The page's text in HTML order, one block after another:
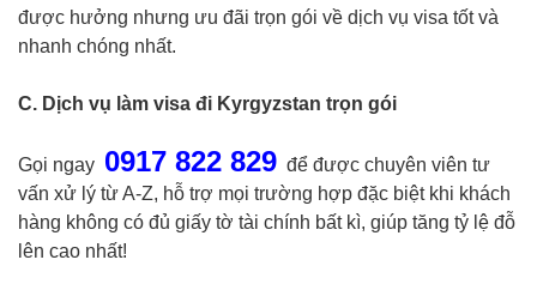
được hưởng nhưng ưu đãi trọn gói về dịch vụ visa tốt và
nhanh chóng nhất.
C. Dịch vụ làm visa đi Kyrgyzstan trọn gói
Gọi ngay 0917 822 829 để được chuyên viên tư
vấn xử lý từ A-Z, hỗ trợ mọi trường hợp đặc biệt khi khách
hàng không có đủ giấy tờ tài chính bất kì, giúp tăng tỷ lệ đỗ
lên cao nhất!